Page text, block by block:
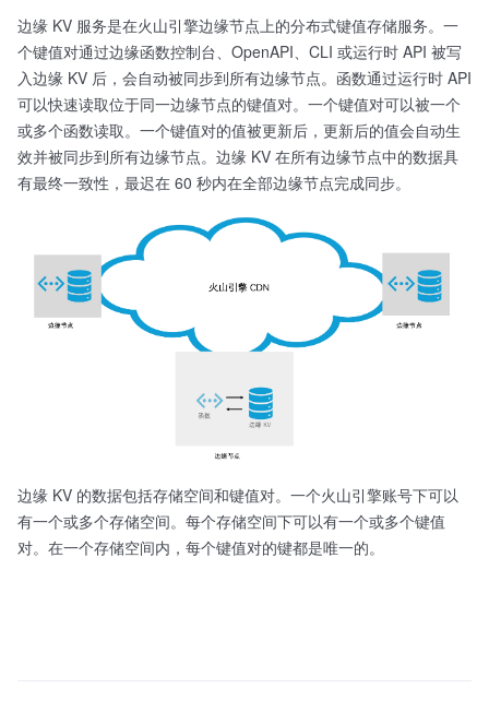
边缘 KV 服务是在火山引擎边缘节点上的分布式键值存储服务。一
个键值对通过边缘函数控制台、OpenAPI、CLI 或运行时 API 被写
入边缘 KV 后，会自动被同步到所有边缘节点。函数通过运行时 API
可以快速读取位于同一边缘节点的键值对。一个键值对可以被一个
或多个函数读取。一个键值对的值被更新后，更新后的值会自动生
效并被同步到所有边缘节点。边缘 KV 在所有边缘节点中的数据具
有最终一致性，最迟在 60 秒内在全部边缘节点完成同步。
边缘 KV 的数据包括存储空间和键值对。一个火山引擎账号下可以
有一个或多个存储空间。每个存储空间下可以有一个或多个键值
对。在一个存储空间内，每个键值对的键都是唯一的。